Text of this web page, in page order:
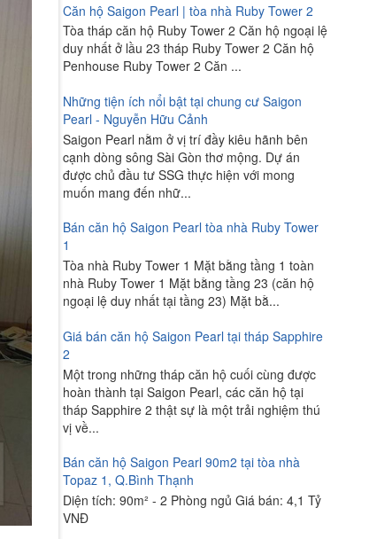
Căn hộ Saigon Pearl | tòa nhà Ruby Tower 2
Tòa tháp căn hộ Ruby Tower 2 Căn hộ ngoại lệ
duy nhất ở lầu 23 tháp Ruby Tower 2 Căn hộ
Penhouse Ruby Tower 2 Căn ...
Những tiện ích nổi bật tại chung cư Saigon
Pearl - Nguyễn Hữu Cảnh
Saigon Pearl nằm ở vị trí đầy kiêu hãnh bên
cạnh dòng sông Sài Gòn thơ mộng. Dự án
được chủ đầu tư SSG thực hiện với mong
muốn mang đến nhữ...
Bán căn hộ Saigon Pearl tòa nhà Ruby Tower
1
Tòa nhà Ruby Tower 1 Mặt bằng tầng 1 toàn
nhà Ruby Tower 1 Mặt bằng tầng 23 (căn hộ
ngoại lệ duy nhất tại tầng 23) Mặt bằ...
Giá bán căn hộ Saigon Pearl tại tháp Sapphire
2
Một trong những tháp căn hộ cuối cùng được
hoàn thành tại Saigon Pearl, các căn hộ tại
tháp Sapphire 2 thật sự là một trải nghiệm thú
vị về...
Bán căn hộ Saigon Pearl 90m2 tại tòa nhà
Topaz 1, Q.Bình Thạnh
Diện tích: 90m² - 2 Phòng ngủ Giá bán: 4,1 Tỷ
VNĐ